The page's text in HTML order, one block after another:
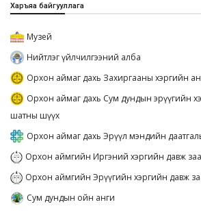
Харъяа байгууллага
Музей
Нийтлэг үйлчилгээний алба
Орхон аймаг дахь Захиргааны хэргийн
Орхон аймаг дахь Сум дундын эрүүгийн
шатны шүүх
Орхон аймаг дахь Эрүүл мэндийн
Орхон аймгийн Иргэний хэргийн давж
Орхон аймгийн Эрүүгийн хэргийн давж
Сум дундын ойн анги